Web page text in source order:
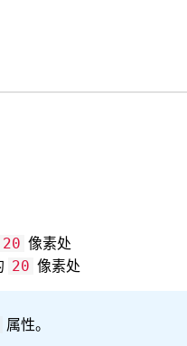
20 像素处
20 像素处
属性。